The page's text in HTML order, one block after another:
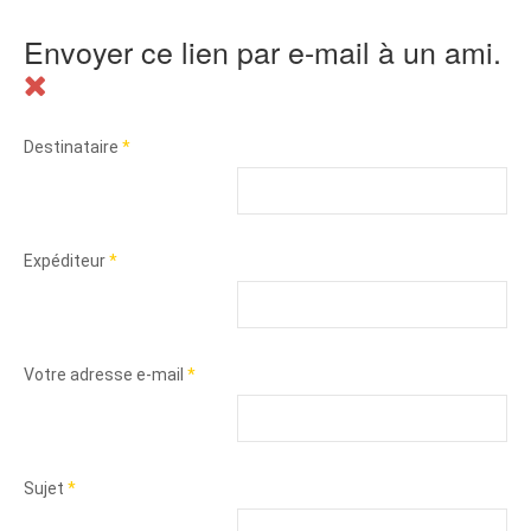
Envoyer ce lien par e-mail à un ami.
Destinataire *
Expéditeur*
Votre adresse e-mail *
Sujet *